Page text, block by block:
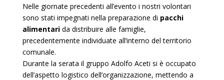
Nelle giornate precedenti all’evento i nostri volontari
sono stati impegnati nella preparazione di pacchi
alimentarida distribuire alle famiglie,
precedentemente individuate all’interno del territorio
comunale.
Durante la serata il gruppo Adolfo Aceti si è occupato
dell’aspetto logistico dell’organizzazione, mettendo a